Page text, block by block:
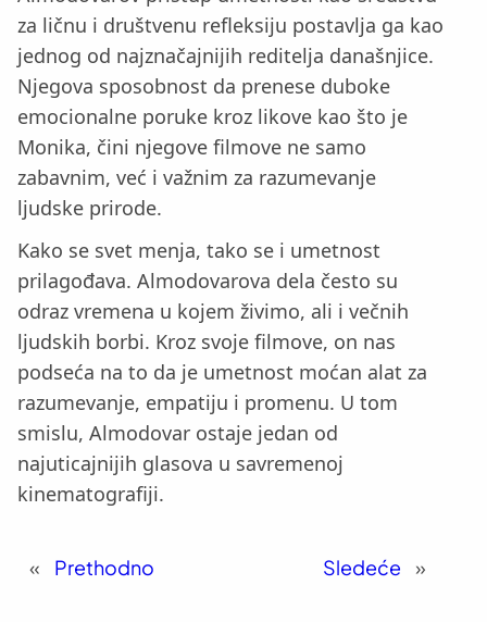
za ličnu i društvenu refleksiju postavlja ga kao
jednog od najznačajnijih reditelja današnjice.
Njegova sposobnost da prenese duboke
emocionalne poruke kroz likove kao što je
Monika, čini njegove filmove ne samo
zabavnim, već i važnim za razumevanje
ljudske prirode.
Kako se svet menja, tako se i umetnost
prilagođava. Almodovarova dela često su
odraz vremena u kojem živimo, ali i večnih
ljudskih borbi. Kroz svoje filmove, on nas
podseća na to da je umetnost moćan alat za
razumevanje, empatiju i promenu. U tom
smislu, Almodovar ostaje jedan od
najuticajnijih glasova u savremenoj
kinematografiji.
« Prethodno Sledeće »